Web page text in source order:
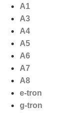
naar
inhoud
A1
A3
A4
A5
A6
A7
A8
e-tron
g-tron